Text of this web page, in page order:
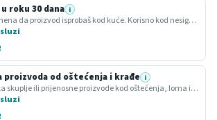
roku 30 dana i
Više vremena da proizvod isprobaš kod kuće. Korisno kod nesigurnog odabira ili poklona.
proizvoda od oštećenja i krađe i
Pokriće za skuplje ili prijenosne proizvode kod oštećenja, loma ili krađe.